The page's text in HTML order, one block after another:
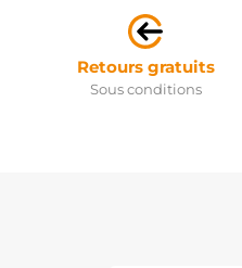
Retours gratuits
Sous conditions